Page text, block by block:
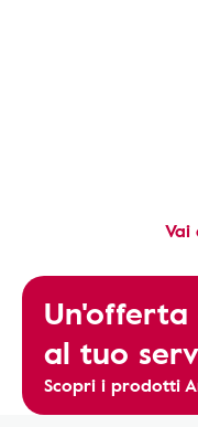
Vai
al tuo
Scopri i prodotti